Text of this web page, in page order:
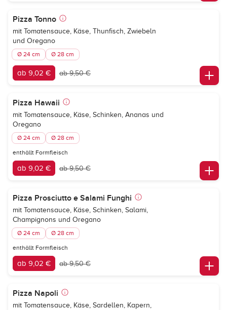
Pizza Tonno
mit Tomatensauce, Käse, Thunfisch, Zwiebeln
und Oregano
Ø 24 cm Ø 28 cm
ab 9,02 € ab 9,50 €
Pizza Hawaii
mit Tomatensauce, Käse, Schinken, Ananas und
Oregano
Ø 24 cm Ø 28 cm
enthällt Formfleisch
ab 9,02 € ab 9,50 €
Pizza Prosciutto e Salami Funghi
mit Tomatensauce, Käse, Schinken, Salami,
Champignons und Oregano
Ø 24 cm Ø 28 cm
enthällt Formfleisch
ab 9,02 € ab 9,50 €
Pizza Napoli
mit Tomatensauce, Käse, Sardellen, Kapern,